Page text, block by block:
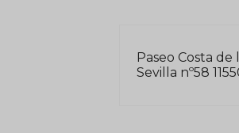
Paseo Costa de
Sevilla nº58